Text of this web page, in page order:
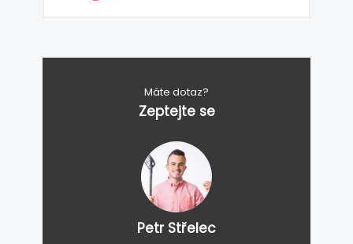
Máte dotaz?
Zeptejte se
Petr Střelec